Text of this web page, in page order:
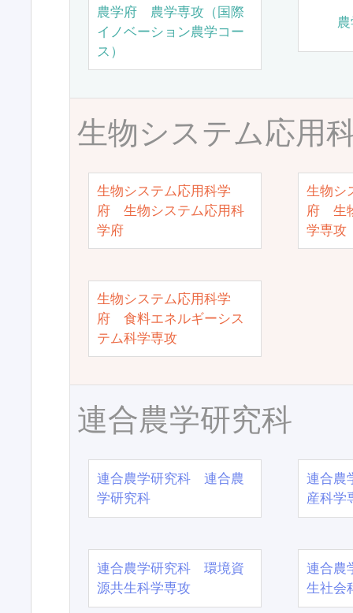
農学府 農学専攻（国際
イノベーション農学コー
ス）
生物システム応用
生物システム応用科学
府 生物システム応用科
学府
生物シ
府 生
学専攻
生物システム応用科学
府 食料エネルギーシス
テム科学専攻
連合農学研究科
連合農学研究科 連合農
学研究科
連合農
産科学
連合農学研究科 環境資
源共生科学専攻
連合農
生社会